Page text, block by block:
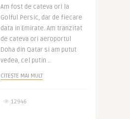
Am fost de cateva ori la
Golful Persic, dar de fiecare
data in Emirate. Am tranzitat
de cateva ori aeroportul
Doha din Qatar si am putut
vedea, cel putin ..
CITEȘTE MAI MULT
12946